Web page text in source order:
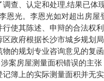
查、认定和处理,结果已体
恩光。李恩光如对超出房屋
使其陈述、申辩的合法权
政府根据长沙市城乡规划
的规划专业咨询意见的复
案房屋测量面积错误的主
簿上的实际测量面积并无